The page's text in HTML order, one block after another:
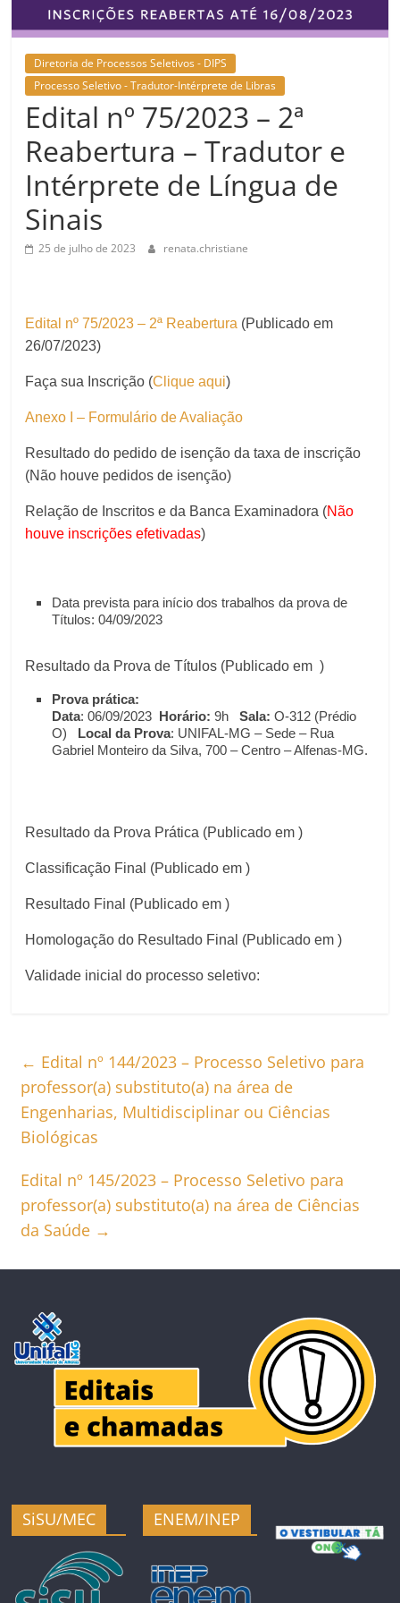
Diretoria de Processos Seletivos - DIPS
Processo Seletivo - Tradutor-Intérprete de Libras
Edital nº 75/2023 – 2ª
Reabertura – Tradutor e
Intérprete de Língua de
Sinais
25 de julho de 2023 renata.christiane
Edital nº 75/2023 – 2ª Reabertura (Publicado em
26/07/2023)
Faça sua Inscrição (Clique aqui)
Anexo I – Formulário de Avaliação
Resultado do pedido de isenção da taxa de inscrição
(Não houve pedidos de isenção)
Relação de Inscritos e da Banca Examinadora (Não
houve inscrições efetivadas)
Data prevista para início dos trabalhos da prova de
Títulos:04/09/2023
Resultado da Prova de Títulos (Publicado em )
Prova prática:
Data: 06/09/2023 Horário: 9h Sala: O-312 (Prédio
O) Local da Prova: UNIFAL-MG – Sede – Rua
Gabriel Monteiro da Silva, 700 – Centro – Alfenas-MG.
Resultado da Prova Prática (Publicado em )
Classificação Final (Publicado em )
Resultado Final (Publicado em )
Homologação do Resultado Final (Publicado em )
Validade inicial do processo seletivo:
← Edital nº 144/2023 – Processo Seletivo para
professor(a) substituto(a) na área de
Engenharias, Multidisciplinar ou Ciências
Biológicas
Edital nº 145/2023 – Processo Seletivo para
professor(a) substituto(a) na área de Ciências
da Saúde →
SiSU/MEC ENEM/INEP